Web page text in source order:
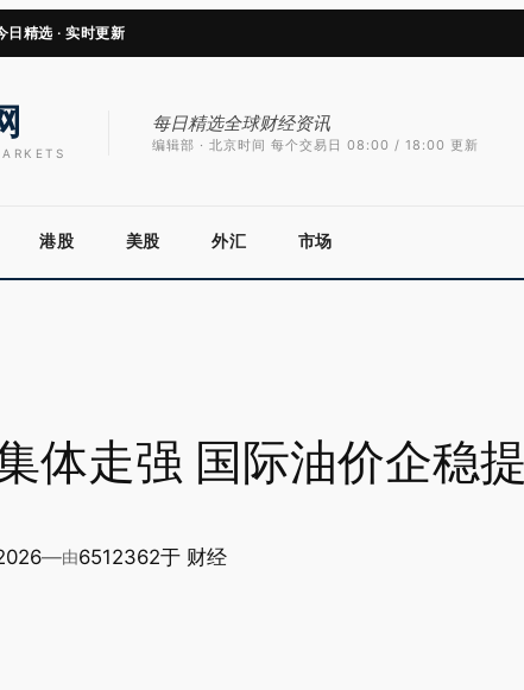
日精选 · 实时更新
每日精选全球财经资讯
编辑部 · 北京时间 每个交易日 08:00 / 18:00 更新
港股 美股 外汇 市场
体走强 国际油价企稳
—由6512362于 财经